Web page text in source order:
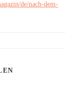
de/nach-dem-